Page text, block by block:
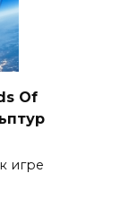
Of
игре